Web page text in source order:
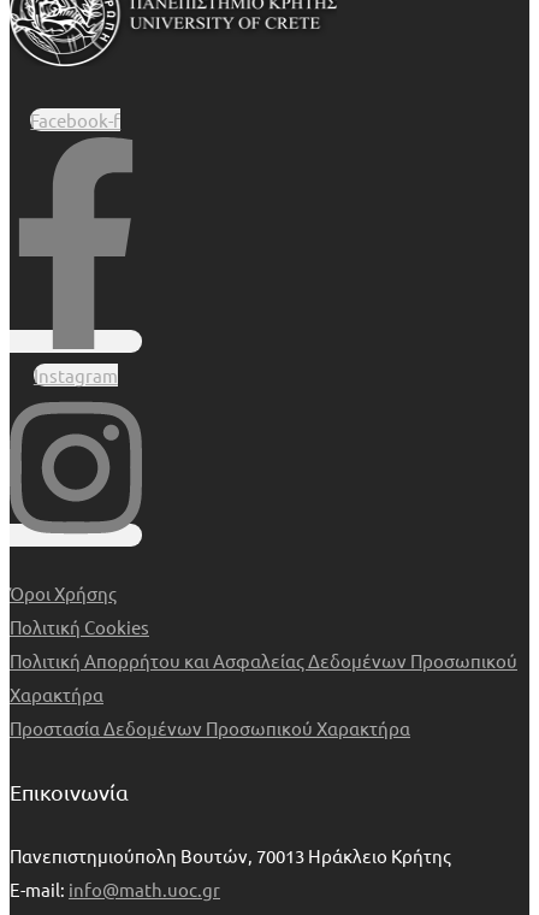
Facebook-f
Instagram
Όροι Χρήσης
Πολιτική Cookies
Πολιτική Απορρήτου και Ασφαλείας Δεδομένων Προσωπικού
Χαρακτήρα
Προστασία Δεδομένων Προσωπικού Χαρακτήρα
Επικοινωνία
Πανεπιστημιούπολη Βουτών, 70013 Ηράκλειο Κρήτης
E-mail: info@math.uoc.gr